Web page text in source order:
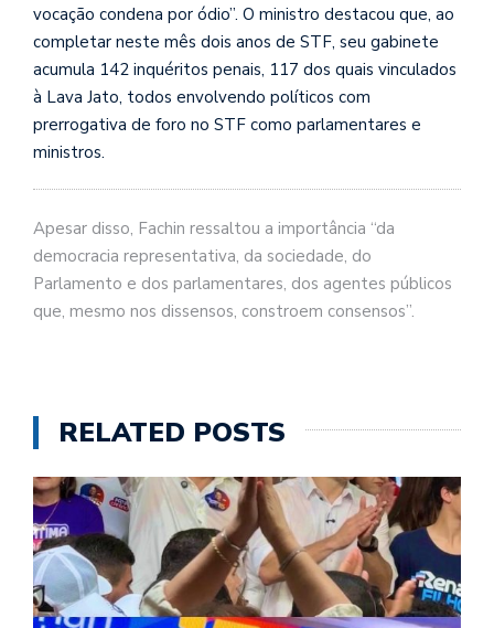
vocação condena por ódio”. O ministro destacou que, ao
completar neste mês dois anos de STF, seu gabinete
acumula 142 inquéritos penais, 117 dos quais vinculados
à Lava Jato, todos envolvendo políticos com
prerrogativa de foro no STF como parlamentares e
ministros.
Apesar disso, Fachin ressaltou a importância “da
democracia representativa, da sociedade, do
Parlamento e dos parlamentares, dos agentes públicos
que, mesmo nos dissensos, constroem consensos”.
RELATED POSTS